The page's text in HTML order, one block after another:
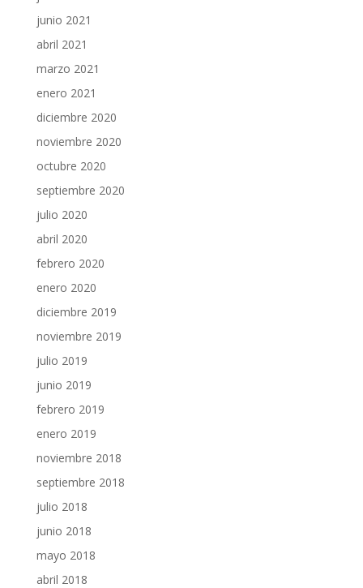
junio 2021
abril 2021
marzo 2021
enero 2021
diciembre 2020
noviembre 2020
octubre 2020
septiembre 2020
julio 2020
abril 2020
febrero 2020
enero 2020
diciembre 2019
noviembre 2019
julio 2019
junio 2019
febrero 2019
enero 2019
noviembre 2018
septiembre 2018
julio 2018
junio 2018
mayo 2018
abril 2018